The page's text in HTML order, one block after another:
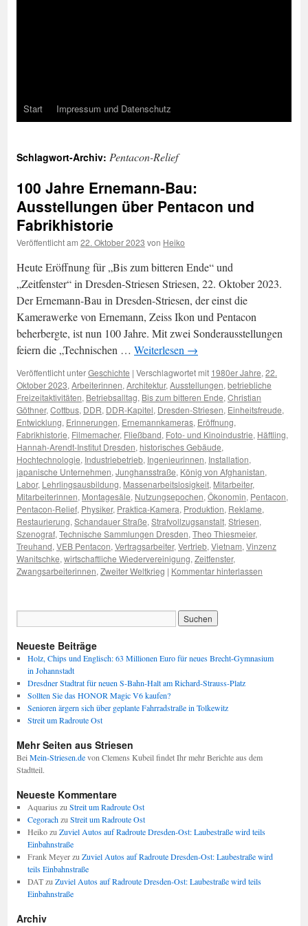
Start Impressum und Datenschutz
Schlagwort-Archiv: Pentacon-Relief
100 Jahre Ernemann-Bau:
Ausstellungen über Pentacon und
Fabrikhistorie
Veröffentlicht am 22. Oktober 2023 von Heiko
Heute Eröffnung für „Bis zum bitteren Ende“ und
„Zeitfenster“ in Dresden-Striesen Striesen, 22. Oktober 2023.
Der Ernemann-Bau in Dresden-Striesen, der einst die
Kamerawerke von Ernemann, Zeiss Ikon und Pentacon
beherbergte, ist nun 100 Jahre. Mit zwei Sonderausstellungen
feiern die „Technischen … Weiterlesen →
Veröffentlicht unterGeschichte | Verschlagwortet mit 1980er Jahre, 22.
Oktober 2023, Arbeiterinnen, Architektur, Ausstellungen, betriebliche
Freizeitaktivitäten, Betriebsalltag, Bis zum bitteren Ende, Christian
Göthner, Cottbus, DDR, DDR-Kapitel, Dresden-Striesen, Einheitsfreude,
Entwicklung, Erinnerungen, Ernemannkameras, Eröffnung,
Fabrikhistorie, Filmemacher, Fließband, Foto- und Kinoindustrie, Häftling,
Hannah-Arendt-Institut Dresden, historisches Gebäude,
Hochtechnologie, Industriebetrieb, Ingenieurinnen, Installation,
japanische Unternehmen, Junghansstraße, König von Afghanistan,
Labor, Lehrlingsausbildung, Massenarbeitslosigkeit, Mitarbeiter,
Mitarbeiterinnen, Montagesäle, Nutzungsepochen, Ökonomin, Pentacon,
Pentacon-Relief, Physiker, Praktica-Kamera, Produktion, Reklame,
Restaurierung, Schandauer Straße, Strafvollzugsanstalt, Striesen,
Szenograf, Technische Sammlungen Dresden, Theo Thiesmeier,
Treuhand, VEB Pentacon, Vertragsarbeiter, Vertrieb, Vietnam, Vinzenz
Wanitschke, wirtschaftliche Wiedervereinigung, Zeitfenster,
Zwangsarbeiterinnen, Zweiter Weltkrieg | Kommentar hinterlassen
Neueste Beiträge
Holz, Chips und Englisch: 63 Millionen Euro für neues Brecht-Gymnasium
in Johannstadt
Dresdner Stadtrat für neuen S-Bahn-Halt am Richard-Strauss-Platz
Sollten Sie das HONOR Magic V6 kaufen?
Senioren ärgern sich über geplante Fahrradstraße in Tolkewitz
Streit um Radroute Ost
Mehr Seiten aus Striesen
Bei Mein-Striesen.devon Clemens Kubeil findet Ihr mehr Berichte aus dem
Stadtteil.
Neueste Kommentare
Aquarius zu Streit um Radroute Ost
Cegorachzu Streit um Radroute Ost
Heikozu Zuviel Autos auf Radroute Dresden-Ost: Laubestraße wird teils
Einbahnstraße
Frank Meyerzu Zuviel Autos auf Radroute Dresden-Ost: Laubestraße wird
teils Einbahnstraße
DATzu Zuviel Autos auf Radroute Dresden-Ost: Laubestraße wird teils
Einbahnstraße
Archiv